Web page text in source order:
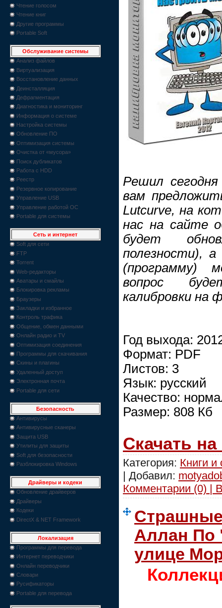
Чтение голосом
Чтение книг
Другие программы
Portable Soft
Обслуживание системы
Анализ файлов
Виртуализация
Восстановление данных
Деинсталляция
Дефрагментация
Диагностика и мониторинг
Информация о системе
Настройка системы
Обновление ПО
Оптимизация системы
Очистка от «мусора»
Поиск дубликатов
Работа с HDD
Реестр
Резервное копирование
Управление USB
Управление работой ОС
Portable для системы
Сеть и интернет
Soft для сети
FTP
Torrent
Web-редакторы
Аватары и смайлы
Блокировка рекламы
Браузеры
Закладки и избранное
Контроль трафика
Общение, обмен данными
Онлайн радио и TV
Оптимизация соединения
Программы для скачивания
Скины и плагины
Удаленный доступ
Электронная почта
Portable для сети
Безопасность
Антивирусы
Антивирусные сканеры
Защита USB
Утилиты для защиты
Soft для безопасности
Разблокировка Windows
Драйверы и кодеки
Обновление драйверов
Драйверы
Кодеки
DirectX & NET Framework
Локализация
Программы для перевода
Интернет переводчики
Онлайн переводчики
Словари
Русификаторы
Portable для перевода
Решил
вам
Lutcurve, на
нас на сайте
будет
полезности),
(программу)
вопрос
калибровки на
Год выхода:
Формат: PDF
Листов: 3
Язык: русский
Качество:
Размер: 808 Кб
Скачать
Категория: Книги и
| Добавил:
Комментарии (0) |
Аллан По
улице